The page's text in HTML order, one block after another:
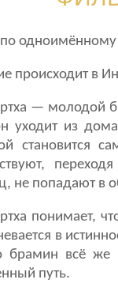
одноимённому
происходит в
— молодой
уходит из
становится
не попадают в
понимает,
в
брамин всё же
путь.